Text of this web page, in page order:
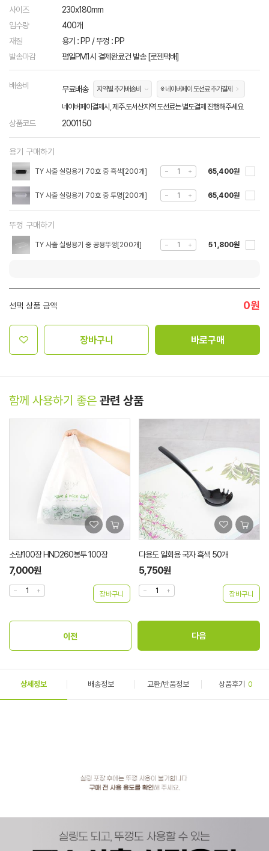
사이즈
230x180mm
입수량
400개
재질
용기 : PP / 뚜껑 : PP
발송마감
평일PM1시 결제완료건 발송 [로젠택배]
배송비 무료배송 지역별 추가배송비 ※ 네이버페이 도선료 추가결제
네이버페이결제시, 제주.도서산지역 도선료는 별도결제 진행해주세요
상품코드 2001150
용기 구매하기
TY 사출 실링용기 70호 중 흑색[200개] 65,400원
TY 사출 실링용기 70호 중 투명[200개] 65,400원
뚜껑 구매하기
TY 사출 실링용기 중 공용뚜껑[200개] 51,800원
선택 상품 금액 0원
장바구니 바로구매
함께 사용하기 좋은 관련 상품
소량100장 HND260봉투 100장
7,000원
다용도 일회용 국자 흑색 50개
5,750원
상세정보 배송정보 교환/반품정보 상품후기 0